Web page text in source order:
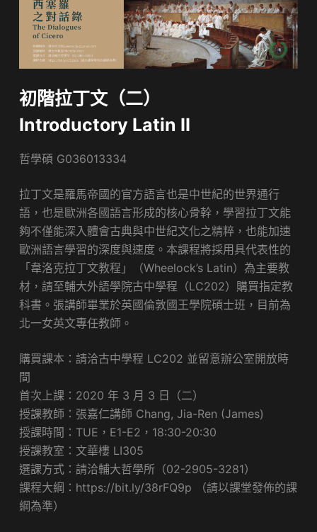
初階拉丁文（二）
Introductory Latin II
哲學碩 G036013334
​拉丁文是羅馬帝國的官方語言也是中世紀的世界通行
語，也是歐洲各國語言形成的核心骨幹，學習拉丁文能
夠不僅能深入體會古典與中世紀文化之精粹，也能加速
歐洲語言學習的深度與速度。本課程將採用具代表性的
「韋洛克拉丁文教程」（Wheelock’s Latin）為主要教
材，請至輔大外語學院古中學程（LC202）購買指定教
科書。張講師畢業於英國倫敦國王學院碩士班，目前為
北一女英文專任教師。
購買課本：請洽古中學程 LC202 並留意辦公室開放時
間
首次上課：2020 年 3 月 3 日（二）
授課教師：張嘉仁講師 Chang, Jia-Ren (James)
授課時間：TUE，E1-E2，18:30-20:30
授課教室：文華樓 LI305
選課方式：請洽輔大哲學所（02-2905-3281）
課程大綱：https://bit.ly/38rFQ9p （請以課堂發佈的課
綱為準）